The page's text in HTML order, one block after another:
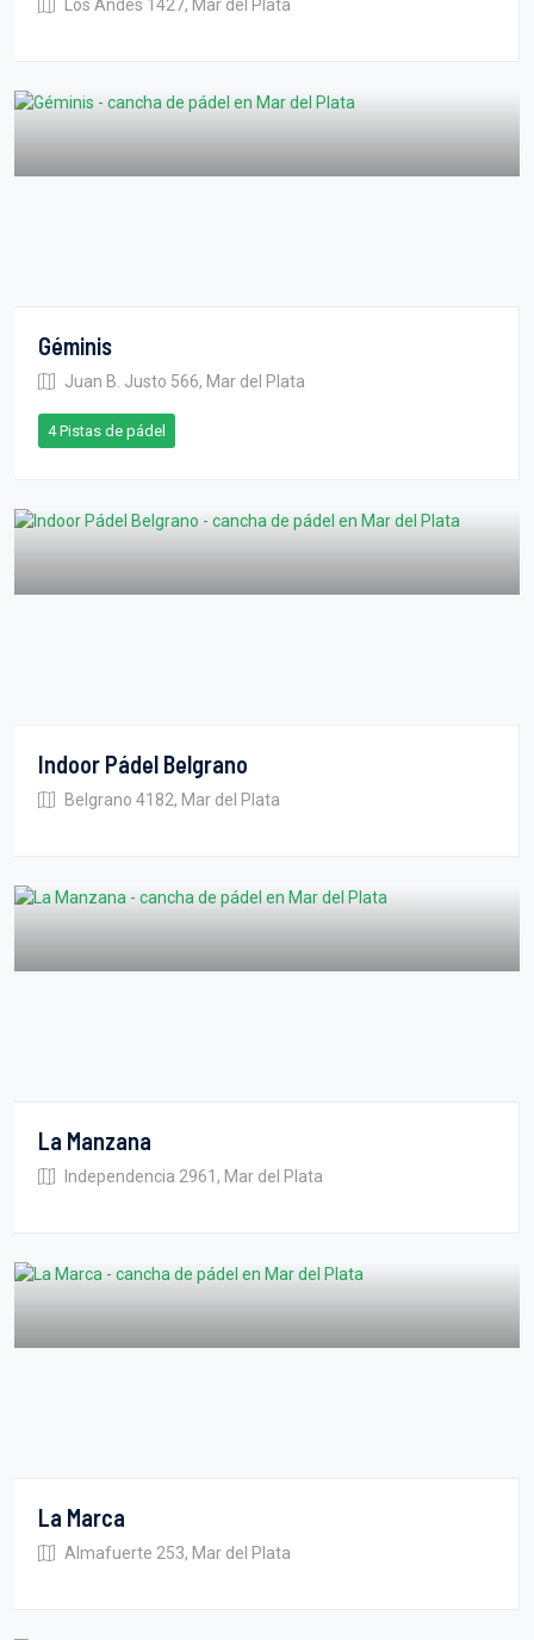
Los Andes 1427, Mar del Plata
Géminis
Juan B. Justo 566, Mar del Plata
4 Pistas de pádel
Indoor Pádel Belgrano
Belgrano 4182, Mar del Plata
La Manzana
Independencia 2961, Mar del Plata
La Marca
Almafuerte 253, Mar del Plata